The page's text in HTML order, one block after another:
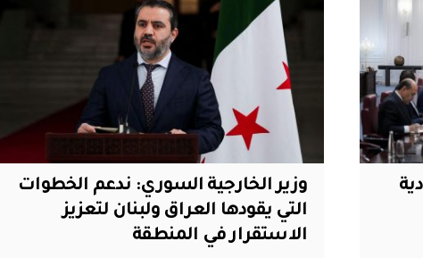
وزير الخارجية السوري: ندعم الخطوات
التي يقودها العراق ولبنان لتعزيز
الاستقرار في المنطقة